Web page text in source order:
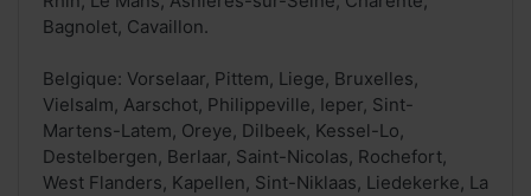
Bagnolet, Cavaillon.
Belgique: Vorselaar, Pittem, Liege, Bruxelles,
Vielsalm, Aarschot, Philippeville, Ieper, Sint-
Martens-Latem, Oreye, Dilbeek, Kessel-Lo,
Destelbergen, Berlaar, Saint-Nicolas, Rochefort,
West Flanders, Kapellen, Sint-Niklaas, Liedekerke, La